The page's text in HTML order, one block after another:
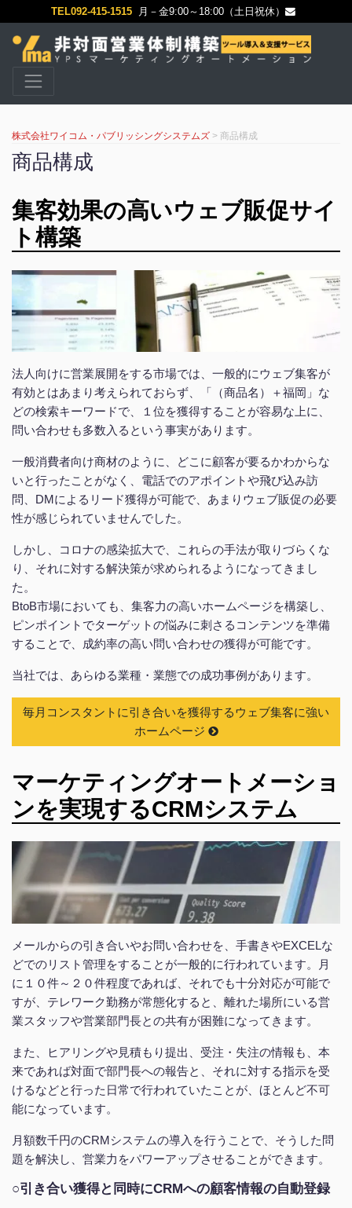
TEL092-415-1515 月－金9:00～18:00（土日祝休）
株式会社ワイコム・パブリッシングシステムズ > 商品構成
商品構成
集客効果の高いウェブ販促サイ
ト構築
法人向けに営業展開をする市場では、一般的にウェブ集客が
有効とはあまり考えられておらず、「（商品名）＋福岡」な
どの検索キーワードで、１位を獲得することが容易な上に、
問い合わせも多数入るという事実があります。
一般消費者向け商材のように、どこに顧客が要るかわからな
いと行ったことがなく、電話でのアポイントや飛び込み訪
問、DMによるリード獲得が可能で、あまりウェブ販促の必要
性が感じられていませんでした。
しかし、コロナの感染拡大で、これらの手法が取りづらくな
り、それに対する解決策が求められるようになってきまし
た。
BtoB市場においても、集客力の高いホームページを構築し、
ピンポイントでターゲットの悩みに刺さるコンテンツを準備
することで、成約率の高い問い合わせの獲得が可能です。
当社では、あらゆる業種・業態での成功事例があります。
毎月コンスタントに引き合いを獲得するウェブ集客に強い
ホームページ
マーケティングオートメーショ
ンを実現するCRMシステム
メールからの引き合いやお問い合わせを、手書きやEXCELな
どでのリスト管理をすることが一般的に行われています。月
に１０件～２０件程度であれば、それでも十分対応が可能で
すが、テレワーク勤務が常態化すると、離れた場所にいる営
業スタッフや営業部門長との共有が困難になってきます。
また、ヒアリングや見積もり提出、受注・失注の情報も、本
来であれば対面で部門長への報告と、それに対する指示を受
けるなどと行った日常で行われていたことが、ほとんど不可
能になっています。
月額数千円のCRMシステムの導入を行うことで、そうした問
題を解決し、営業力をパワーアップさせることができます。
○引き合い獲得と同時にCRMへの顧客情報の自動登録